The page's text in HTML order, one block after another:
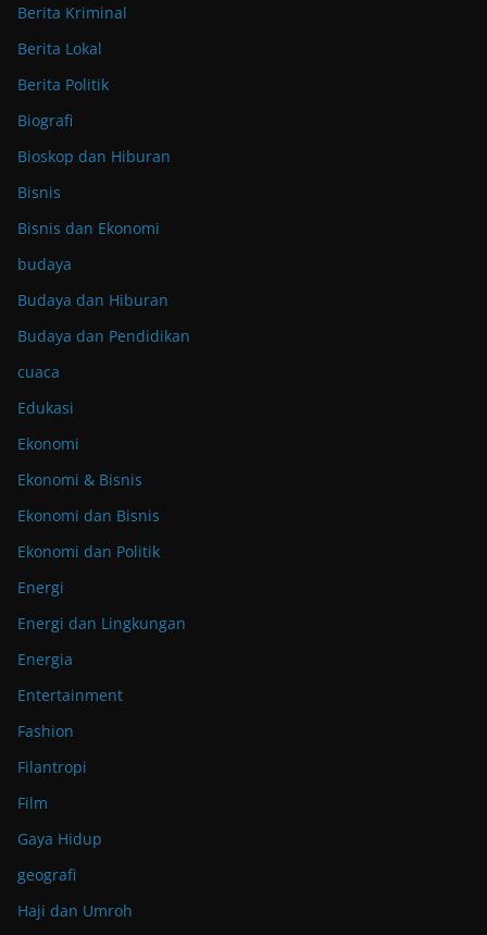
Berita Kriminal
Berita Lokal
Berita Politik
Biografi
Bioskop dan Hiburan
Bisnis
Bisnis dan Ekonomi
budaya
Budaya dan Hiburan
Budaya dan Pendidikan
cuaca
Edukasi
Ekonomi
Ekonomi & Bisnis
Ekonomi dan Bisnis
Ekonomi dan Politik
Energi
Energi dan Lingkungan
Energia
Entertainment
Fashion
Filantropi
Film
Gaya Hidup
geografi
Haji dan Umroh